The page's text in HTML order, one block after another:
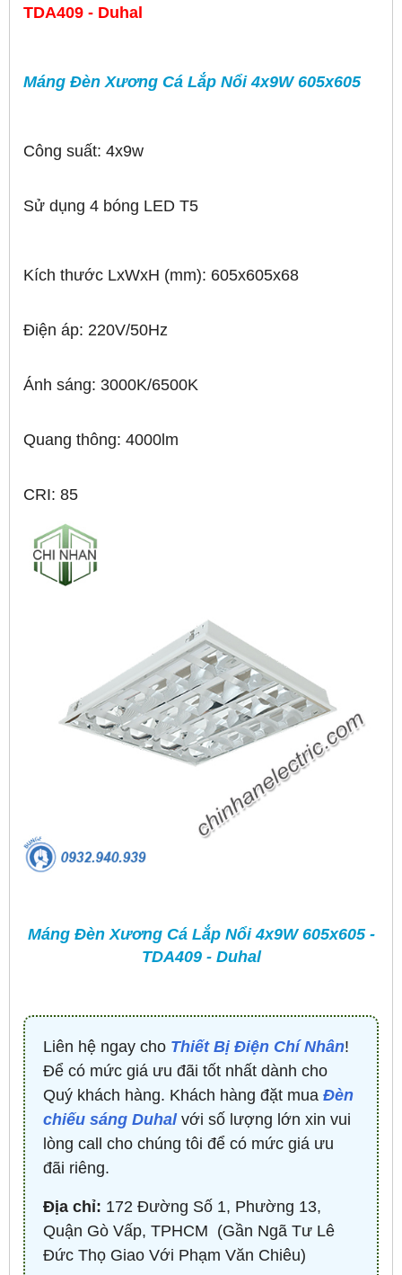
TDA409 - Duhal
Máng Đèn Xương Cá Lắp Nổi 4x9W 605x605
Công suất: 4x9w
Sử dụng 4 bóng LED T5
Kích thước LxWxH (mm): 605x605x68
Điện áp: 220V/50Hz
Ánh sáng: 3000K/6500K
Quang thông: 4000lm
CRI: 85
Máng Đèn Xương Cá Lắp Nổi 4x9W 605x605 -
TDA409 - Duhal
Liên hệ ngay cho Thiết Bị Điện Chí Nhân!
Để có mức giá ưu đãi tốt nhất dành cho
Quý khách hàng. Khách hàng đặt mua Đèn
chiếu sáng Duhalvới số lượng lớn xin vui
lòng call cho chúng tôi để có mức giá ưu
đãi riêng.
Địa chỉ: 172 Đường Số 1, Phường 13,
Quận Gò Vấp, TPHCM ​ (Gần Ngã Tư Lê
Đức Thọ Giao Với Phạm Văn Chiêu)